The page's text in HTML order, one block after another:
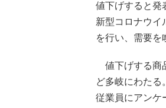
値下げすると発
新型コロナウイ
を行い、需要を
値下げする商
ど多岐にわたる。
従業員にアンケ